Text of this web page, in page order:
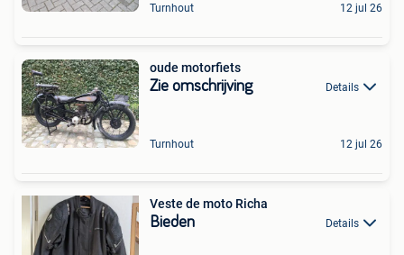
Turnhout 12 jul 26
oude motorfiets
Zie omschrijving Details
Turnhout 12 jul 26
Veste de moto Richa
Bieden Details